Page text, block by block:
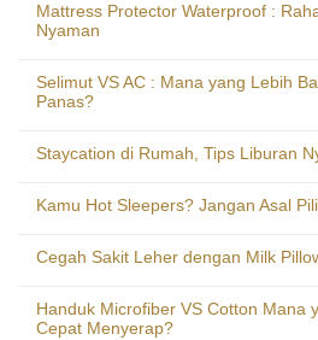
Mattress Protector Waterproof :
Nyaman
Selimut VS AC : Mana yang Lebih
Panas?
Staycation di Rumah, Tips Liburan
Kamu Hot Sleepers? Jangan Asal
Cegah Sakit Leher dengan Milk
Handuk Microfiber VS Cotton Mana
Cepat Menyerap?